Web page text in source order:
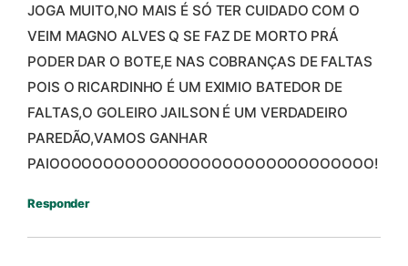
JOGA MUITO,NO MAIS É SÓ TER CUIDADO COM O
VEIM MAGNO ALVES Q SE FAZ DE MORTO PRÁ
PODER DAR O BOTE,E NAS COBRANÇAS DE FALTAS
POIS O RICARDINHO É UM EXIMIO BATEDOR DE
FALTAS,O GOLEIRO JAILSON É UM VERDADEIRO
PAREDÃO,VAMOS GANHAR
PAIOOOOOOOOOOOOOOOOOOOOOOOOOOOOOO!
Responder